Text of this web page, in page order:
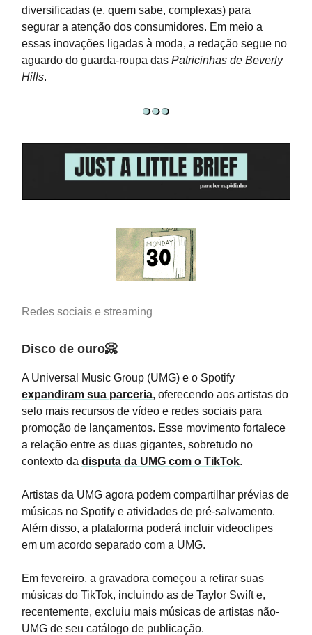
diversificadas (e, quem sabe, complexas) para
segurar a atenção dos consumidores. Em meio a
essas inovações ligadas à moda, a redação segue no
aguardo do guarda-roupa das Patricinhas de Beverly
Hills.
Redes sociais e streaming
Disco de ouro📀
A Universal Music Group (UMG) e o Spotify
expandiram sua parceria, oferecendo aos artistas do
selo mais recursos de vídeo e redes sociais para
promoção de lançamentos. Esse movimento fortalece
a relação entre as duas gigantes, sobretudo no
contexto da disputa da UMG com o TikTok.
Artistas da UMG agora podem compartilhar prévias de
músicas no Spotify e atividades de pré-salvamento.
Além disso, a plataforma poderá incluir videoclipes
em um acordo separado com a UMG.
Em fevereiro, a gravadora começou a retirar suas
músicas do TikTok, incluindo as de Taylor Swift e,
recentemente, excluiu mais músicas de artistas não-
UMG de seu catálogo de publicação.